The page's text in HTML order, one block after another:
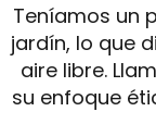
Teníamos un
jardín, lo que
aire libre.
su enfoque